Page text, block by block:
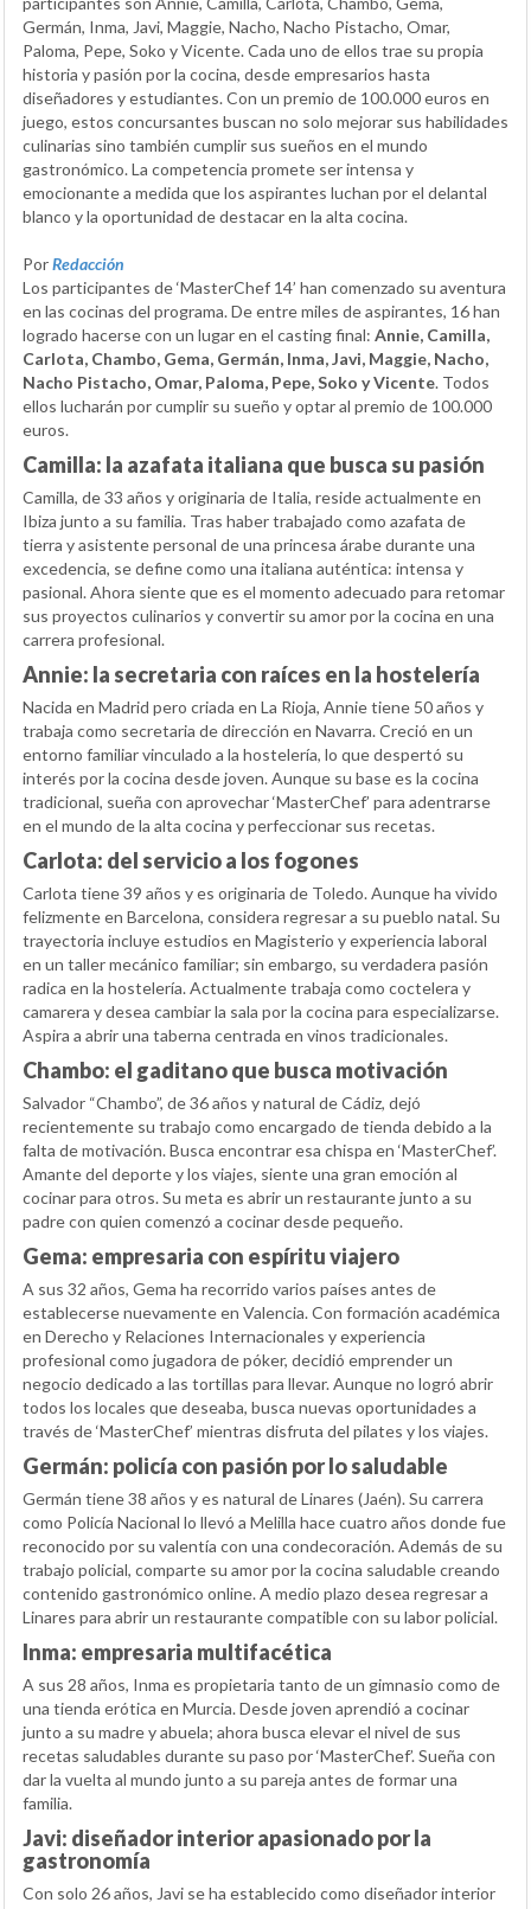
Germán, Inma, Javi, Maggie, Nacho, Nacho Pistacho, Omar,
Paloma, Pepe, Soko y Vicente. Cada uno de ellos trae su propia
historia y pasión por la cocina, desde empresarios hasta
diseñadores y estudiantes. Con un premio de 100.000 euros en
juego, estos concursantes buscan no solo mejorar sus habilidades
culinarias sino también cumplir sus sueños en el mundo
gastronómico. La competencia promete ser intensa y
emocionante a medida que los aspirantes luchan por el delantal
blanco y la oportunidad de destacar en la alta cocina.
PorRedacción
Los participantes de ‘MasterChef 14’ han comenzado su aventura
en las cocinas del programa. De entre miles de aspirantes, 16 han
logrado hacerse con un lugar en el casting final: Annie, Camilla,
Carlota, Chambo, Gema, Germán, Inma, Javi, Maggie, Nacho,
Nacho Pistacho, Omar, Paloma, Pepe, Soko y Vicente. Todos
ellos lucharán por cumplir su sueño y optar al premio de 100.000
euros.
Camilla: la azafata italiana que busca su pasión
Camilla, de 33 años y originaria de Italia, reside actualmente en
Ibiza junto a su familia. Tras haber trabajado como azafata de
tierra y asistente personal de una princesa árabe durante una
excedencia, se define como una italiana auténtica: intensa y
pasional. Ahora siente que es el momento adecuado para retomar
sus proyectos culinarios y convertir su amor por la cocina en una
carrera profesional.
Annie: la secretaria con raíces en la hostelería
Nacida en Madrid pero criada en La Rioja, Annie tiene 50 años y
trabaja como secretaria de dirección en Navarra. Creció en un
entorno familiar vinculado a la hostelería, lo que despertó su
interés por la cocina desde joven. Aunque su base es la cocina
tradicional, sueña con aprovechar ‘MasterChef’ para adentrarse
en el mundo de la alta cocina y perfeccionar sus recetas.
Carlota: del servicio a los fogones
Carlota tiene 39 años y es originaria de Toledo. Aunque ha vivido
felizmente en Barcelona, considera regresar a su pueblo natal. Su
trayectoria incluye estudios en Magisterio y experiencia laboral
en un taller mecánico familiar; sin embargo, su verdadera pasión
radica en la hostelería. Actualmente trabaja como coctelera y
camarera y desea cambiar la sala por la cocina para especializarse.
Aspira a abrir una taberna centrada en vinos tradicionales.
Chambo: el gaditano que busca motivación
Salvador “Chambo”, de 36 años y natural de Cádiz, dejó
recientemente su trabajo como encargado de tienda debido a la
falta de motivación. Busca encontrar esa chispa en ‘MasterChef’.
Amante del deporte y los viajes, siente una gran emoción al
cocinar para otros. Su meta es abrir un restaurante junto a su
padre con quien comenzó a cocinar desde pequeño.
Gema: empresaria con espíritu viajero
A sus 32 años, Gema ha recorrido varios países antes de
establecerse nuevamente en Valencia. Con formación académica
en Derecho y Relaciones Internacionales y experiencia
profesional como jugadora de póker, decidió emprender un
negocio dedicado a las tortillas para llevar. Aunque no logró abrir
todos los locales que deseaba, busca nuevas oportunidades a
través de ‘MasterChef’ mientras disfruta del pilates y los viajes.
Germán: policía con pasión por lo saludable
Germán tiene 38 años y es natural de Linares (Jaén). Su carrera
como Policía Nacional lo llevó a Melilla hace cuatro años donde fue
reconocido por su valentía con una condecoración. Además de su
trabajo policial, comparte su amor por la cocina saludable creando
contenido gastronómico online. A medio plazo desea regresar a
Linares para abrir un restaurante compatible con su labor policial.
Inma: empresaria multifacética
A sus 28 años, Inma es propietaria tanto de un gimnasio como de
una tienda erótica en Murcia. Desde joven aprendió a cocinar
junto a su madre y abuela; ahora busca elevar el nivel de sus
recetas saludables durante su paso por ‘MasterChef’. Sueña con
dar la vuelta al mundo junto a su pareja antes de formar una
familia.
Javi: diseñador interior apasionado por la
gastronomía
Con solo 26 años, Javi se ha establecido como diseñador interior